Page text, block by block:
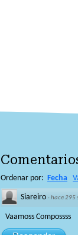
Ordenar por: Fecha
Siareiro ·hace 295
Vaamoss Compossss